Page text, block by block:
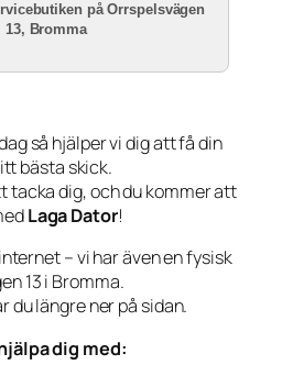
på Orrspelsvägen
13, Bromma
så hjälper vi dig att få din
bästa skick.
tacka dig, och du kommer att
Laga Dator!
– vi har även en fysisk
13 i Bromma.
du längre ner på sidan.
dig med: